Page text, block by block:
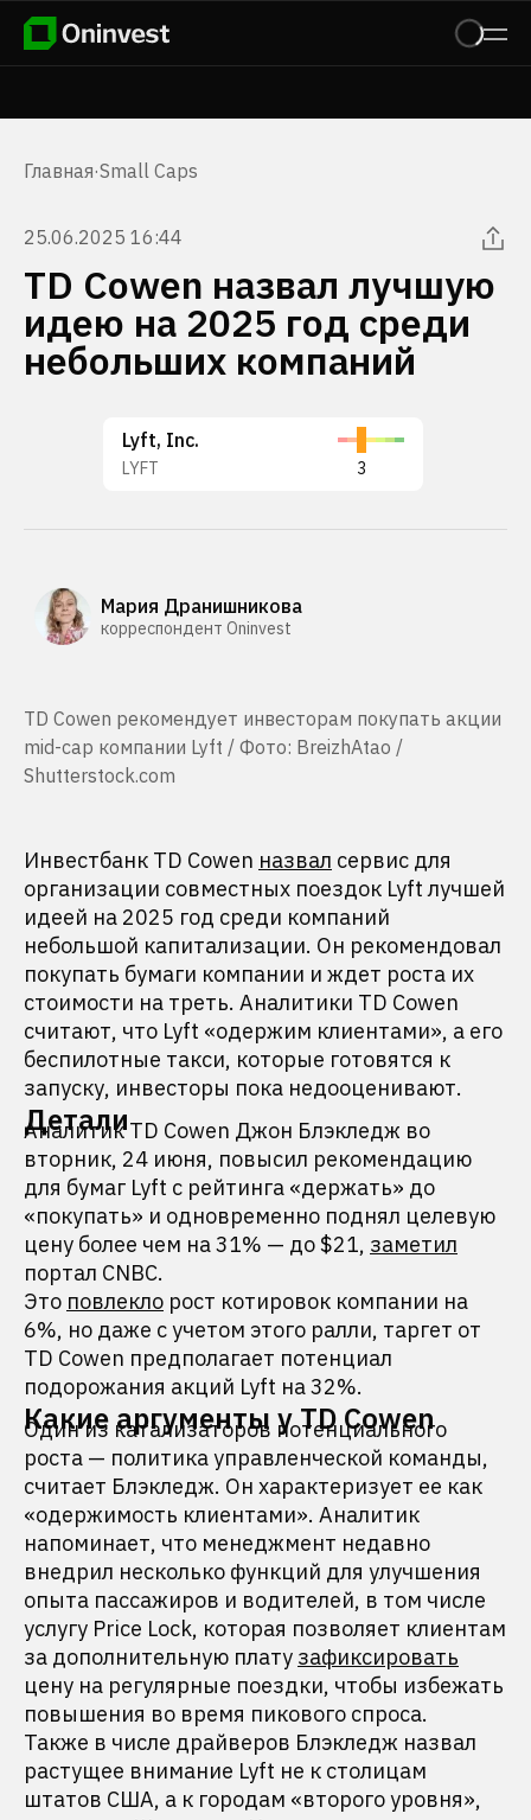
Главная·Small Caps
25.06.2025 16:44
TD Cowen назвал лучшую
идею на 2025 год среди
небольших компаний
Lyft, Inc.
LYFT 3
Мария Дранишникова
корреспондент Oninvest
TD Cowen рекомендует инвесторам покупать акции
mid-cap компании Lyft / Фото: BreizhAtao /
Shutterstock.com
Инвестбанк TD Cowen назвал сервис для
организации совместных поездок Lyft лучшей
идеей на 2025 год среди компаний
небольшой капитализации. Он рекомендовал
покупать бумаги компании и ждет роста их
стоимости на треть. Аналитики TD Cowen
считают, что Lyft «одержим клиентами», а его
беспилотные такси, которые готовятся к
запуску, инвесторы пока недооценивают.
Детали
Аналитик TD Cowen Джон Блэкледж во
вторник, 24 июня, повысил рекомендацию
для бумаг Lyft с рейтинга «держать» до
«покупать» и одновременно поднял целевую
цену более чем на 31% — до $21, заметил
портал CNBC.
Это повлекло рост котировок компании на
6%, но даже с учетом этого ралли, таргет от
TD Cowen предполагает потенциал
подорожания акций Lyft на 32%.
Какие аргументы у TD Cowen
Один из катализаторов потенциального
роста — политика управленческой команды,
считает Блэкледж. Он характеризует ее как
«одержимость клиентами». Аналитик
напоминает, что менеджмент недавно
внедрил несколько функций для улучшения
опыта пассажиров и водителей, в том числе
услугу Price Lock, которая позволяет клиентам
за дополнительную плату зафиксировать
цену на регулярные поездки, чтобы избежать
повышения во время пикового спроса.
Также в числе драйверов Блэкледж назвал
растущее внимание Lyft не к столицам
штатов США, а к городам «второго уровня»,